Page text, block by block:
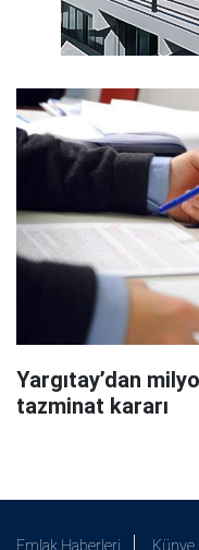
Yargıtay’dan
tazminat kararı
Emlak Haberleri Künye